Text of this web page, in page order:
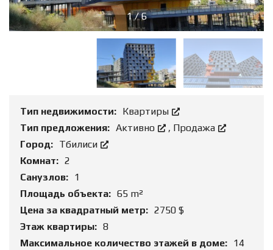
1/6
Тип недвижимости: Квартиры
Тип предложения: Активно , Продажа
Город: Tбилиси
Комнат: 2
Санузлов: 1
Площадь объекта: 65 m²
Цена за квадратный метр: 2750 $
Этаж квартиры: 8
Максимальное количество этажей в доме: 14